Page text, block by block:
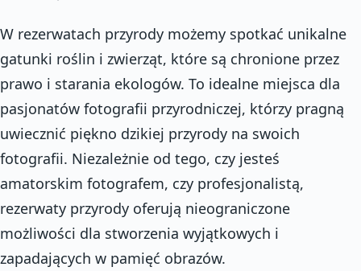
W rezerwatach przyrody możemy spotkać unikalne
gatunki roślin i zwierząt, które są chronione przez
prawo i starania ekologów. To idealne miejsca dla
pasjonatów fotografii przyrodniczej, którzy pragną
uwiecznić piękno dzikiej przyrody na swoich
fotografii. Niezależnie od tego, czy jesteś
amatorskim fotografem, czy profesjonalistą,
rezerwaty przyrody oferują nieograniczone
możliwości dla stworzenia wyjątkowych i
zapadających w pamięć obrazów.